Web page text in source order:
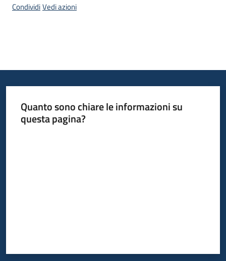
Piani
Progetti
Seguici
CondividiVedi azioni
Quanto sono chiare le informazioni su
questa pagina?